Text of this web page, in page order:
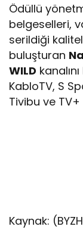
Ödüllü
belgeselleri,
serildiği
buluşturan
WILD
KabloTV, S
Tivibu ve
Kaynak: